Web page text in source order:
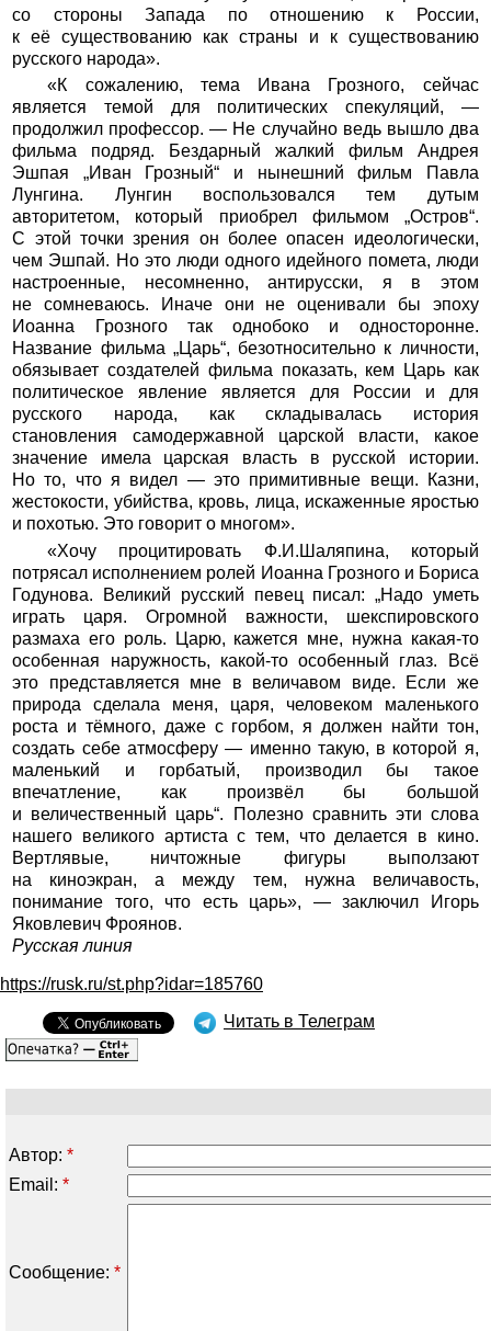
со стороны Запада по отношению к России,
к её существованию как страны и к существованию
русского народа».
«К сожалению, тема Ивана Грозного, сейчас
является темой для политических спекуляций, —
продолжил профессор. — Не случайно ведь вышло два
фильма подряд. Бездарный жалкий фильм Андрея
Эшпая „Иван Грозный“ и нынешний фильм Павла
Лунгина. Лунгин воспользовался тем дутым
авторитетом, который приобрел фильмом „Остров“.
С этой точки зрения он более опасен идеологически,
чем Эшпай. Но это люди одного идейного помета, люди
настроенные, несомненно, антирусски, я в этом
не сомневаюсь. Иначе они не оценивали бы эпоху
Иоанна Грозного так однобоко и односторонне.
Название фильма „Царь“, безотносительно к личности,
обязывает создателей фильма показать, кем Царь как
политическое явление является для России и для
русского народа, как складывалась история
становления самодержавной царской власти, какое
значение имела царская власть в русской истории.
Но то, что я видел — это примитивные вещи. Казни,
жестокости, убийства, кровь, лица, искаженные яростью
и похотью. Это говорит о многом».
«Хочу процитировать Ф.И.Шаляпина, который
потрясал исполнением ролей Иоанна Грозного и Бориса
Годунова. Великий русский певец писал: „Надо уметь
играть царя. Огромной важности, шекспировского
размаха его роль. Царю, кажется мне, нужна какая-то
особенная наружность, какой-то особенный глаз. Всё
это представляется мне в величавом виде. Если же
природа сделала меня, царя, человеком маленького
роста и тёмного, даже с горбом, я должен найти тон,
создать себе атмосферу — именно такую, в которой я,
маленький и горбатый, производил бы такое
впечатление, как произвёл бы большой
и величественный царь“. Полезно сравнить эти слова
нашего великого артиста с тем, что делается в кино.
Вертлявые, ничтожные фигуры выползают
на киноэкран, а между тем, нужна величавость,
понимание того, что есть царь», — заключил Игорь
Яковлевич Фроянов.
Русская линия
https://rusk.ru/st.php?idar=185760
Читать в Телеграм
Автор: *
Email: *
Сообщение: *